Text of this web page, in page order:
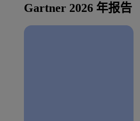
Gartner 2026 年报告